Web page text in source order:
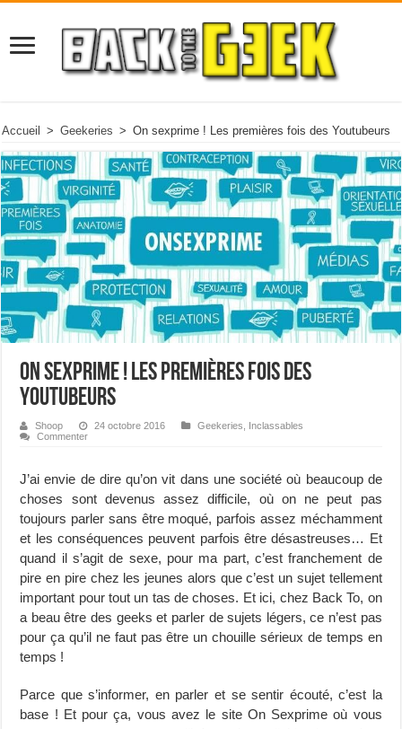
Accueil > Geekeries > On sexprime ! Les premières fois des Youtubeurs
On sexprime ! Les premières fois des
Youtubeurs
Shoop 24 octobre 2016 Geekeries
Inclassables
Commenter
J’ai envie de dire qu’on vit dans une société où beaucoup de
choses sont devenus assez difficile, où on ne peut pas
toujours parler sans être moqué, parfois assez méchamment
et les conséquences peuvent parfois être désastreuses… Et
quand il s’agit de sexe, pour ma part, c’est franchement de
pire en pire chez les jeunes alors que c’est un sujet tellement
important pour tout un tas de choses. Et ici, chez Back To, on
a beau être des geeks et parler de sujets légers, ce n’est pas
pour ça qu’il ne faut pas être un chouille sérieux de temps en
temps !
Parce que s’informer, en parler et se sentir écouté, c’est la
base ! Et pour ça, vous avez le site On Sexprime où vous